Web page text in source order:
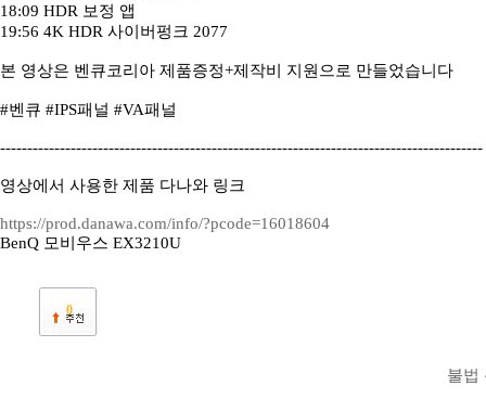
18:09 HDR 보정 앱
19:56 4K HDR 사이버펑크 2077
본 영상은 벤큐코리아 제품증정+제작비 지원으로 만들었습니다
#벤큐 #IPS패널 #VA패널
-----------------------------------------------------------------------------------------
영상에서 사용한 제품 다나와 링크
https://prod.danawa.com/info/?pcode=16018604
BenQ 모비우스 EX3210U
0
불법